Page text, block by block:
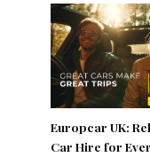
Europcar UK:
Car Hire for